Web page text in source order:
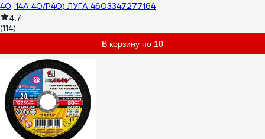
40; 14А 40/Р40) ЛУГА 4603347277164
4.7
(114)
В корзину по 10